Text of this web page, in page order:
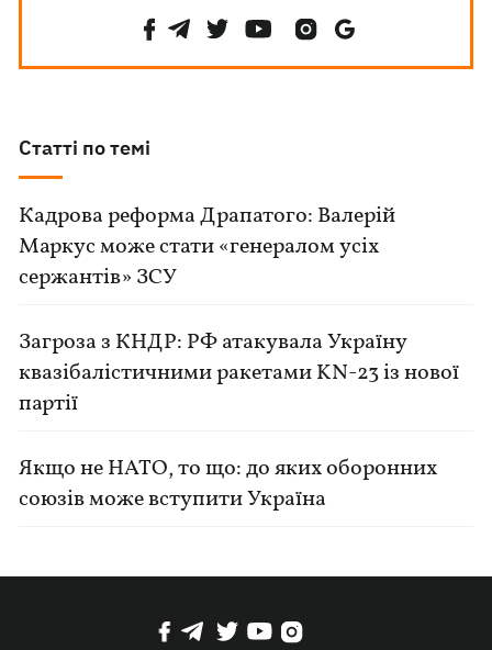
Статті по темі
Кадрова реформа Драпатого: Валерій
Маркус може стати «генералом усіх
сержантів» ЗСУ
Загроза з КНДР: РФ атакувала Україну
квазібалістичними ракетами KN-23 із нової
партії
Якщо не НАТО, то що: до яких оборонних
союзів може вступити Україна